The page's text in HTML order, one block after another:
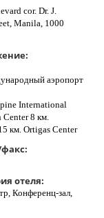
cor. Dr. J.
Manila, 1000
аэропорт
International
8 км.
км. Ortigas Center
отеля:
Конференц-зал,